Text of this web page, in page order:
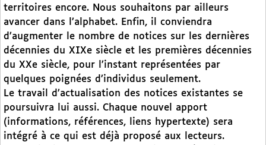
territoires encore. Nous souhaitons par ailleurs
avancer dans l’alphabet. Enfin, il conviendra
d’augmenter le nombre de notices sur les dernières
décennies du XIXe siècle et les premières décennies
du XXe siècle, pour l’instant représentées par
quelques poignées d’individus seulement.
Le travail d’actualisation des notices existantes se
poursuivra lui aussi. Chaque nouvel apport
(informations, références, liens hypertexte) sera
intégré à ce qui est déjà proposé aux lecteurs.